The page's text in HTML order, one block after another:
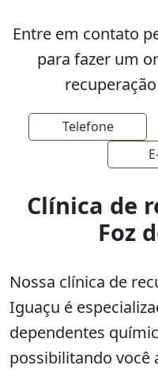
Entre em contato
para fazer um
Telefone
Clínica de
Foz
Nossa clínica de
Iguaçu é
dependentes
possibilitando você